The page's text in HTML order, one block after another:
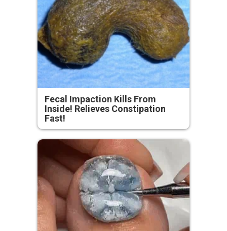
Fecal Impaction Kills From
Inside! Relieves Constipation
Fast!